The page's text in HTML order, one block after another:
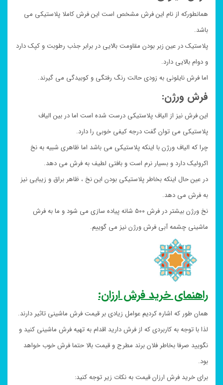
همانطورکه از نام این فرش مشخص است این فرش کاملا پلاستیکی می
باشد.
پلاستیک در عین زبر بودن مقاومت بالایی در برابر جذب رطوبت و کپک دارد
و دوام بالایی دارد.
اما فرش نایلونی به زودی حالت رنگ رفتگی و کوبیدگی می گیرند.
فرش ورژن:
این فرش نیز از الیاف پلاستیکی درست شده است اما در بین الیاف
پلاستیکی می توان گفت درجه کیفی خوبی را دارد.
چرا که الیاف ورژن با اینکه پلاستیکی می باشد اما ظاهری شبیه به نخ
اکرولیک دارد و بسیار نرم است و بافتی لطیف به فرش می دهد.
در عین حال اینکه بخاطر پلاستیکی بودن این نخ ، ظاهر براق و زیبایی نیز
به فرش می دهد.
نخ ورژن بیشتر در فرش ۵۰۰ شانه پیاده سازی می شود و ما به فرش
ماشینی چشمه آبی فرش ورژن نیز می گوییم.
راهنمای خرید فرش ارزان:
همان طور که اشاره کردیم عوامل زیادی بر قیمت فرش ماشینی تاثیر دارند.
لذا با توجه به کاربردی که از فرش دارید اقدام به تهیه فرش ماشینی کنید و
نگویید صرفا بخاطر فلان برند مطرح و قیمت بالا حتما فرش خوب خواهد
بود.
برای خرید فرش ارزان قیمت به نکات زیر توجه کنید: